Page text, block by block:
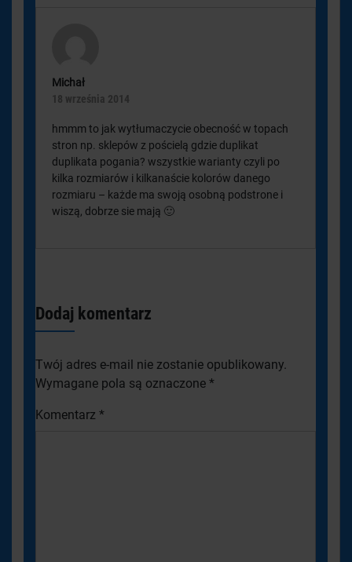
Michał
18 września 2014
hmmm to jak wytłumaczycie obecność w topach
stron np. sklepów z pościelą gdzie duplikat
duplikata pogania? wszystkie warianty czyli po
kilka rozmiarów i kilkanaście kolorów danego
rozmiaru – każde ma swoją osobną podstrone i
wiszą, dobrze sie mają 🙂
Dodaj komentarz
Twój adres e-mail nie zostanie opublikowany.
Wymagane pola są oznaczone *
Komentarz *